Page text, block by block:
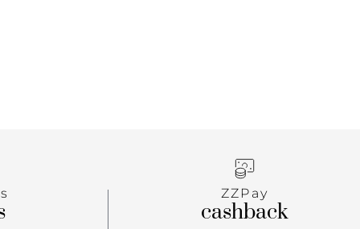
ZZPay
cashback